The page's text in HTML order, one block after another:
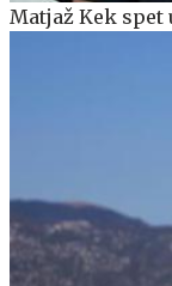
Matjaž Kek spet